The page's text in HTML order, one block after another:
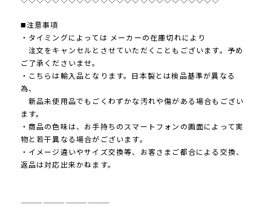
◼️注意事項
・タイミングによっては メーカーの在庫切れにより
注文をキャンセルとさせていただくこともございます。予め
ご了承くださいませ。
・こちらは輸入品となります。日本製とは検品基準が異なる
為、
新品未使用品でもごくわずかな汚れや傷がある場合もござい
ます。
・商品の色味は、お手持ちのスマートフォンの画面によって実
物と若干異なる場合がございます。
・イメージ違いやサイズ交換等、お客さまご都合による交換、
返品は対応出来かねます。
————————————